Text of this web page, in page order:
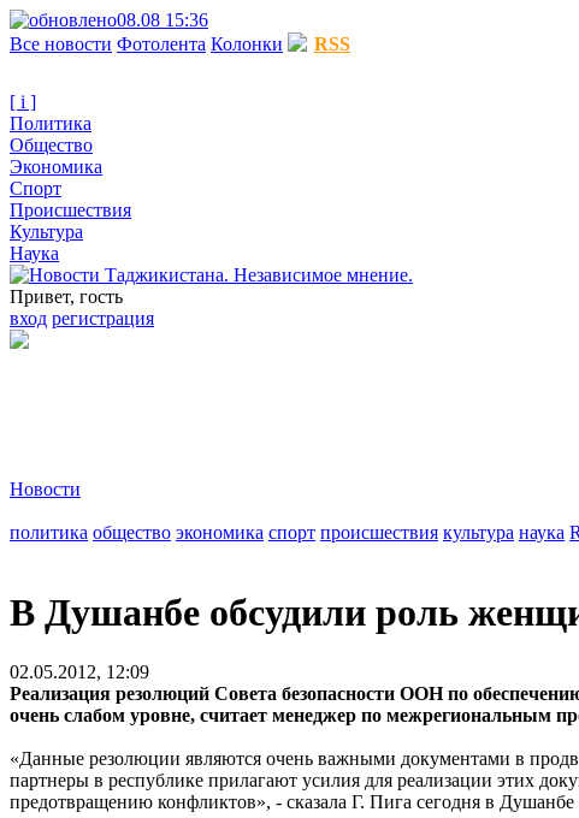
08.08 15:36
Все новости Фотолента Колонки RSS
[ i ]
Политика
Общество
Экономика
Спорт
Происшествия
Культура
Наука
Привет, гость
вход регистрация
Новости
политика общество экономика спорт происшествия культура наука
В Душанбе обсудили роль
02.05.2012, 12:09
Реализация резолюций Совета безопасности ООН по
очень слабом уровне, считает менеджер по
«Данные резолюции являются очень важными документами в
партнеры в республике прилагают усилия для реализации этих
предотвращению конфликтов», - сказала Г. Пига сегодня в